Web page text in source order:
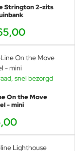
Strington 2-zits
snel bezorgd
On the Move
- mini